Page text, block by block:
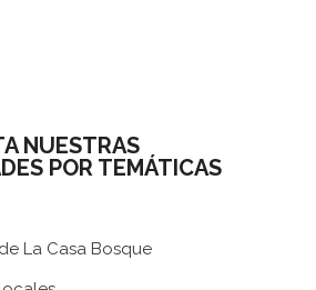
NUESTRAS
POR TEMÁTICAS
La Casa Bosque